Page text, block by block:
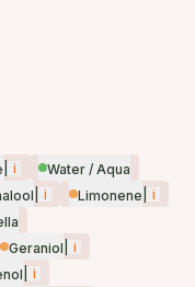
i
Water / Aqua
i Limonene
i
Geraniol
i
i